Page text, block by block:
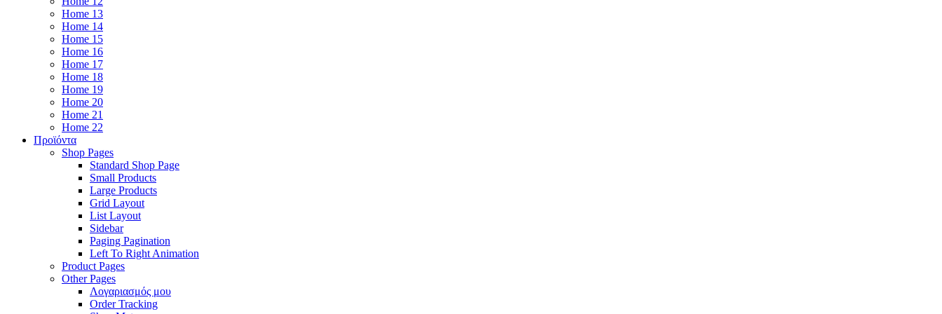
Home 13
Home 14
Home 15
Home 16
Home 17
Home 18
Home 19
Home 20
Home 21
Home 22
Προϊόντα
Shop Pages
Standard Shop Page
Small Products
Large Products
Grid Layout
List Layout
Sidebar
Paging Pagination
Left To Right Animation
Product Pages
Other Pages
Λογαριασμός μου
Order Tracking